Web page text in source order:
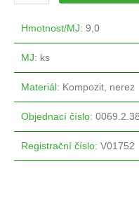
Hmotnost/MJ: 9,0
MJ: ks
Materiál: Kompozit, nerez
Objednací číslo:
Registrační číslo: V01752